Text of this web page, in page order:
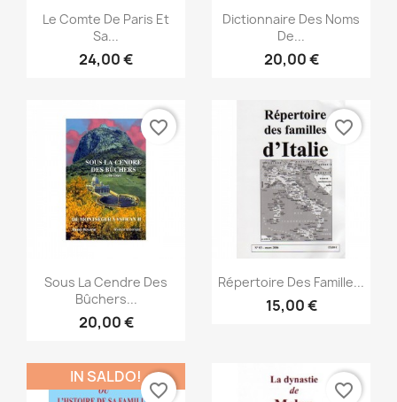
Anteprima
Le Comte De Paris Et
Sa...
24,00 €
Anteprima
Dictionnaire Des Noms
De...
20,00 €
 Anteprima
Sous La Cendre Des
Bûchers...
20,00 €
favorite_border
Anteprima
Répertoire Des Famille...
15,00 €
favorite_border
IN SALDO!
favorite_border favorite_border